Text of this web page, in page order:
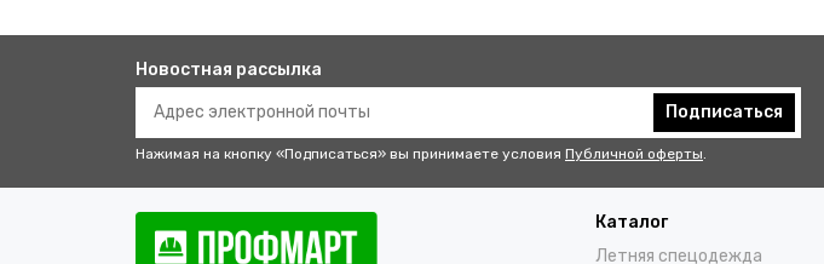
Новостная рассылка
Подписаться
Нажимая на кнопку «Подписаться» вы принимаете условия Публичной оферты.
Каталог
Летняя спецодежда